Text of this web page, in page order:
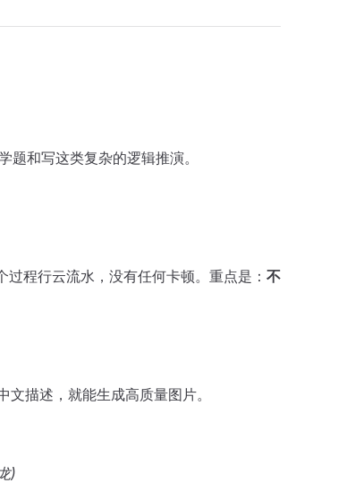
和写这类复杂的逻辑推演。
程行云流水，没有任何卡顿。重点是： 不
描述，就能生成高质量图片。
)